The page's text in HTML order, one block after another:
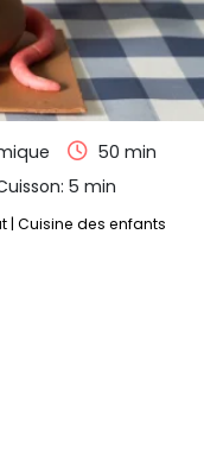
50 min
5 min
Cuisine des enfants